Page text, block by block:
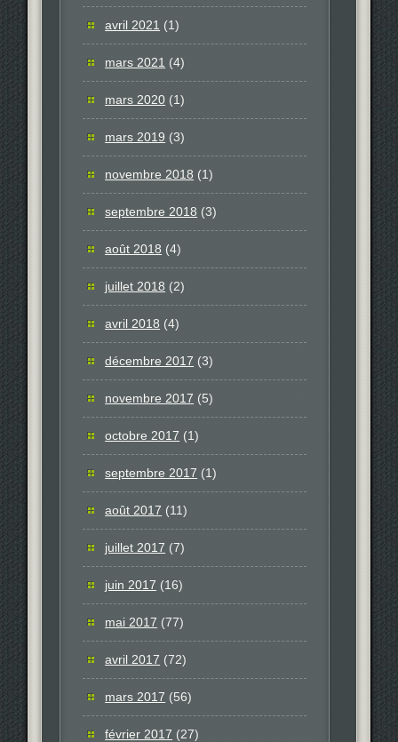
avril 2021 (1)
mars 2021 (4)
mars 2020 (1)
mars 2019 (3)
novembre 2018 (1)
septembre 2018 (3)
août 2018 (4)
juillet 2018 (2)
avril 2018 (4)
décembre 2017 (3)
novembre 2017 (5)
octobre 2017 (1)
septembre 2017 (1)
août 2017 (11)
juillet 2017 (7)
juin 2017 (16)
mai 2017 (77)
avril 2017 (72)
mars 2017 (56)
février 2017 (27)